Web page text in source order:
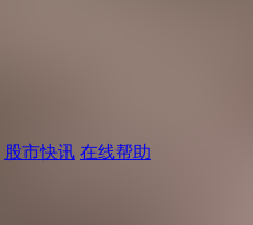
股市快讯 在线帮助